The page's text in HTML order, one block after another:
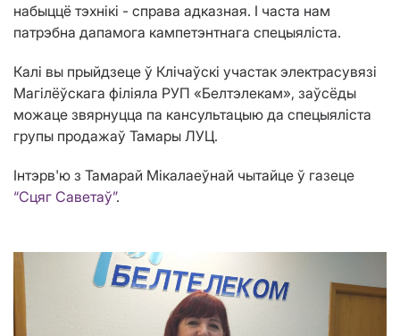
набыццё тэхнікі - справа адказная. І часта нам
патрэбна дапамога кампетэнтнага спецыяліста.
Калі вы прыйдзеце ў Клічаўскі участак электрасувязі
Магілёўскага філіяла РУП «Белтэлекам», заўсёды
можаце звярнуцца па кансультацыю да спецыяліста
групы продажаў Тамары ЛУЦ.
Інтэрв'ю з Тамарай Мікалаеўнай чытайце ў газеце
“Сцяг Саветаў”.